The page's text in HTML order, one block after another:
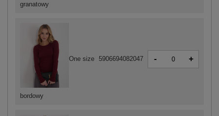
granatowy
bordowy
One size 5906694082047 - +